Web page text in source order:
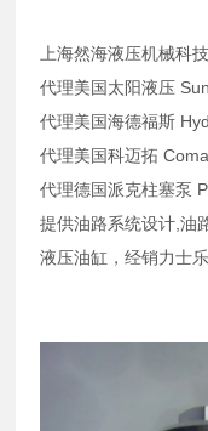
上海然海液压机械科
代理美国太阳液压
代理美国海德福斯
代理美国科迈拓
代理德国派克柱塞泵
提供油路系统设计,油
液压油缸，经销力士